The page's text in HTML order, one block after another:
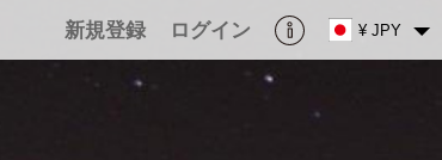
新規登録 ログイン ¥ JPY